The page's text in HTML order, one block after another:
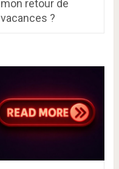
mon retour de
vacances ?